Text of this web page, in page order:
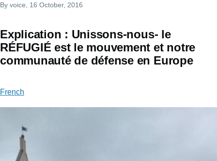
By voice , 16 October, 2016
Explication : Unissons-nous- le
RÉFUGIÉ est le mouvement et notre
communauté de défense en Europe
French